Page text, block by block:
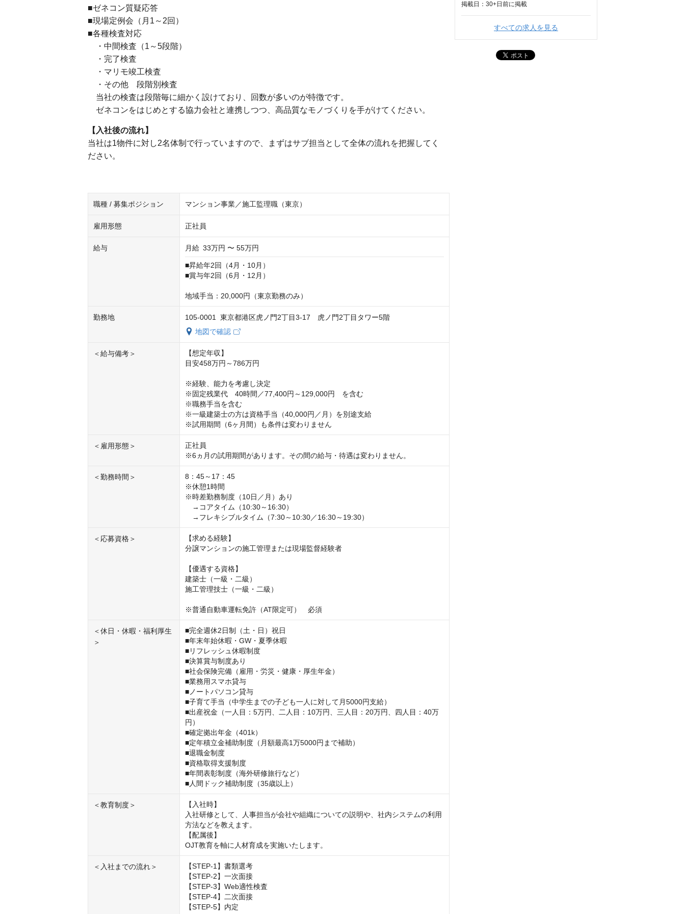
■ゼネコン質疑応答
■現場定例会（月1～2回）
■各種検査対応
・中間検査（1～5段階）
・完了検査
・マリモ竣工検査
・その他 段階別検査
当社の検査は段階毎に細かく設けており、回数が多いのが特徴です。
ゼネコンをはじめとする協力会社と連携しつつ、高品質なモノづくりを手がけてください。
【入社後の流れ】
当社は1物件に対し2名体制で行っていますので、まずはサブ担当として全体の流れを把握してく
ださい。
職種 / 募集ポジション マンション事業／施工監理職（東京）
雇用形態 正社員
給与 月給 33万円 〜 55万円
■昇給年2回（4月・10月）
■賞与年2回（6月・12月）
地域手当：20,000円（東京勤務のみ）
勤務地
105-0001 東京都港区虎ノ門2丁目3-17 虎ノ門2丁目タワー5階
地図で確認
＜給与備考＞
【想定年収】
目安458万円～786万円
※経験、能力を考慮し決定
※固定残業代　40時間／77,400円～129,000円　を含む
※職務手当を含む
※一級建築士の方は資格手当（40,000円／月）を別途支給
※試用期間（6ヶ月間）も条件は変わりません
＜雇用形態＞
正社員
※6ヵ月の試用期間があります。その間の給与・待遇は変わりません。
＜勤務時間＞
8：45～17：45
※休憩1時間
※時差勤務制度（10日／月）あり
→コアタイム（10:30～16:30）
→フレキシブルタイム（7:30～10:30／16:30～19:30）
＜応募資格＞
【求める経験】
分譲マンションの施⼯管理または現場監督経験者
【優遇する資格】
建築⼠（⼀級・⼆級）
施⼯管理技⼠（⼀級・⼆級）
※普通自動車運転免許（AT限定可）　必須
＜休日・休暇・福利厚生
＞
■完全週休2日制（土・日）祝日
■年末年始休暇・GW・夏季休暇
■リフレッシュ休暇制度
■決算賞与制度あり
■社会保険完備（雇用・労災・健康・厚生年金）
■業務用スマホ貸与
■ノートパソコン貸与
■子育て手当（中学生までの子ども一人に対して月5000円支給）
■出産祝金（一人目：5万円、二人目：10万円、三人目：20万円、四人目：40万
円）
■確定拠出年金（401k）
■定年積立金補助制度（月額最高1万5000円まで補助）
■退職金制度
■資格取得支援制度
■年間表彰制度（海外研修旅行など）
■人間ドック補助制度（35歳以上）
＜教育制度＞
【入社時】
入社研修として、人事担当が会社や組織についての説明や、社内システムの利用
方法などを教えます。
【配属後】
OJT教育を軸に人材育成を実施いたします。
＜入社までの流れ＞
【STEP-1】書類選考
【STEP-2】一次面接
【STEP-3】Web適性検査
【STEP-4】二次面接
【STEP-5】内定
掲載日： 30+日 前に掲載
すべての求人を見る